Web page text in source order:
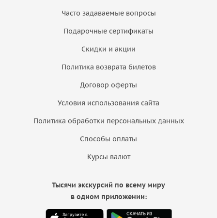
Часто задаваемые вопросы
Подарочные сертификаты
Скидки и акции
Политика возврата билетов
Договор оферты
Условия использования сайта
Политика обработки персональных данных
Способы оплаты
Курсы валют
Тысячи экскурсий по всему миру
в одном приложении: